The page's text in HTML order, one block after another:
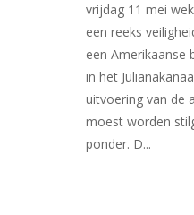
vrijdag 11 mei
een reeks
een Amerikaanse
in het
uitvoering van de
moest worden
ponder. D...